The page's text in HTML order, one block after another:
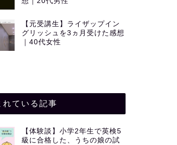
【元受講生】ライザップイン
グリッシュを3ヵ月受けた感想
｜40代女性
れている記事
【体験談】小学2年生で英検5
級に合格した、うちの娘の試